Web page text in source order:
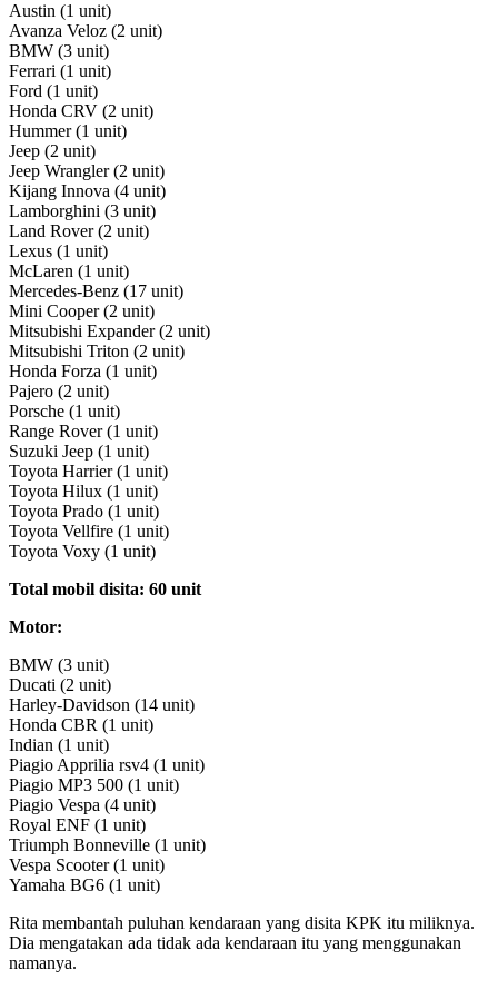
Austin (1 unit)
Avanza Veloz (2 unit)
BMW (3 unit)
Ferrari (1 unit)
Ford (1 unit)
Honda CRV (2 unit)
Hummer (1 unit)
Jeep (2 unit)
Jeep Wrangler (2 unit)
Kijang Innova (4 unit)
Lamborghini (3 unit)
Land Rover (2 unit)
Lexus (1 unit)
McLaren (1 unit)
Mercedes-Benz (17 unit)
Mini Cooper (2 unit)
Mitsubishi Expander (2 unit)
Mitsubishi Triton (2 unit)
Honda Forza (1 unit)
Pajero (2 unit)
Porsche (1 unit)
Range Rover (1 unit)
Suzuki Jeep (1 unit)
Toyota Harrier (1 unit)
Toyota Hilux (1 unit)
Toyota Prado (1 unit)
Toyota Vellfire (1 unit)
Toyota Voxy (1 unit)
Total mobil disita: 60 unit
Motor:
BMW (3 unit)
Ducati (2 unit)
Harley-Davidson (14 unit)
Honda CBR (1 unit)
Indian (1 unit)
Piagio Apprilia rsv4 (1 unit)
Piagio MP3 500 (1 unit)
Piagio Vespa (4 unit)
Royal ENF (1 unit)
Triumph Bonneville (1 unit)
Vespa Scooter (1 unit)
Yamaha BG6 (1 unit)
Rita membantah puluhan kendaraan yang disita KPK itu miliknya.
Dia mengatakan ada tidak ada kendaraan itu yang menggunakan
namanya.